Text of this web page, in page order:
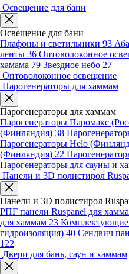
Освещение для бани
Освещение для бани
Плафоны и светильники 93
ленты 36 Оптоволоконное
хамама 79 Звездное небо 27
Оптоволоконное освещение
Парогенераторы для хаммам
Парогенераторы для хаммам
Парогенераторы Паромакс
(Финляндия) 38
Парогенераторы Helo
(Финляндия) 22
Парогенераторы для сауны и
Панели и 3D полистирол
Панели и 3D полистирол
РПГ панели Ruspanel для
для хаммам 23 Комплектующие
гидроизоляция) 40 Сендвич
122
Двери для бань, саун и хаммам